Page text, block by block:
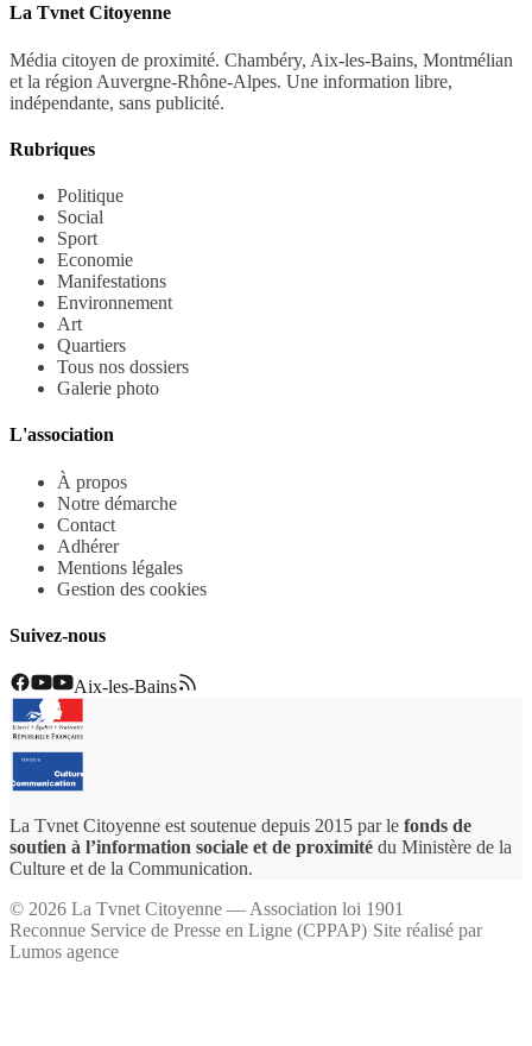
La Tvnet Citoyenne
Média citoyen de proximité. Chambéry, Aix-les-Bains, Montmélian
et la région Auvergne-Rhône-Alpes. Une information libre,
indépendante, sans publicité.
Rubriques
Politique
Social
Sport
Economie
Manifestations
Environnement
Art
Quartiers
Tous nos dossiers
Galerie photo
L'association
À propos
Notre démarche
Contact
Adhérer
Mentions légales
Gestion des cookies
Suivez-nous
Aix-les-Bains
La Tvnet Citoyenne est soutenue depuis 2015 par le fonds de
soutien à l’information sociale et de proximité du Ministère de la
Culture et de la Communication.
© 2026 La Tvnet Citoyenne — Association loi 1901
Reconnue Service de Presse en Ligne (CPPAP)·Site réalisé par
Lumos agence